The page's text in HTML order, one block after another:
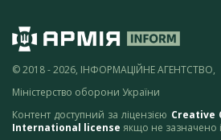
© 2018 - 2026, ІНФОРМАЦІЙНЕ АГЕНТСТВО,
Міністерство оборони України
Контент доступний за ліцензією Creative
International license якщо не зазначено